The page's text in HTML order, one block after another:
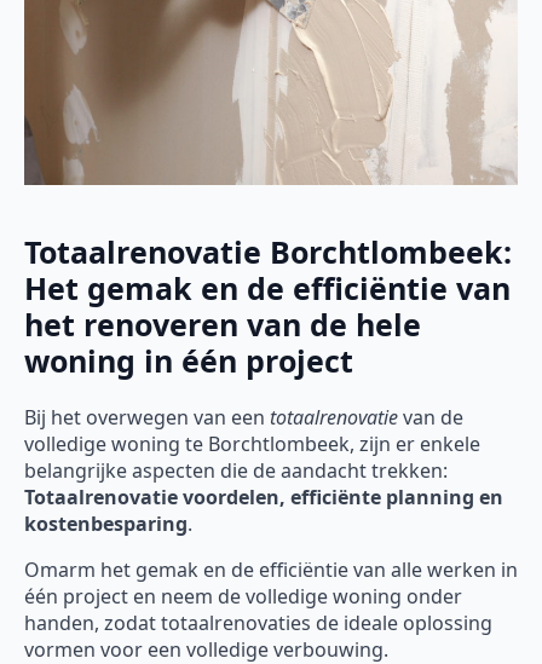
Totaalrenovatie Borchtlombeek:
Het gemak en de efficiëntie van
het renoveren van de hele
woning in één project
Bij het overwegen van een totaalrenovatievan de
volledige woning te Borchtlombeek, zijn er enkele
belangrijke aspecten die de aandacht trekken:
Totaalrenovatie voordelen, efficiënte planning en
kostenbesparing.
Omarm het gemak en de efficiëntie van alle werken in
één project en neem de volledige woning onder
handen, zodat totaalrenovaties de ideale oplossing
vormen voor een volledige verbouwing.